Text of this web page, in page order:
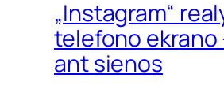
„Instagram“
telefono ekrano
ant sienos